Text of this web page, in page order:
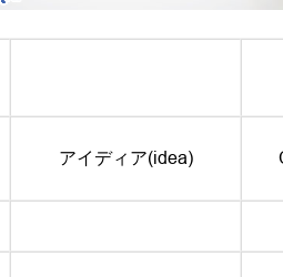
アイディア(idea)